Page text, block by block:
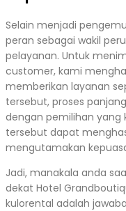
Selain menjadi
peran sebagai wakil
pelayanan. Untuk
customer, kami
memberikan layanan
tersebut, proses
dengan pemilihan yang
tersebut dapat
mengutamakan
Jadi, manakala anda
dekat Hotel
kulorental adalah